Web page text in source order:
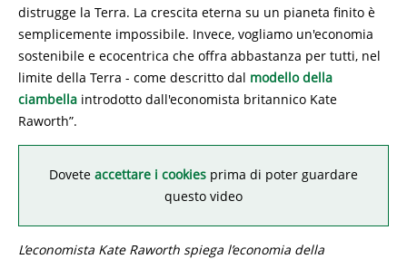
distrugge la Terra. La crescita eterna su un pianeta finito è
semplicemente impossibile. Invece, vogliamo un'economia
sostenibile e ecocentrica che offra abbastanza per tutti, nel
limite della Terra - come descritto dal modello della
ciambella introdotto dall'economista britannico Kate
Raworth”.
Dovete accettare i cookies prima di poter guardare
questo video
L’economista Kate Raworth spiega l’economia della